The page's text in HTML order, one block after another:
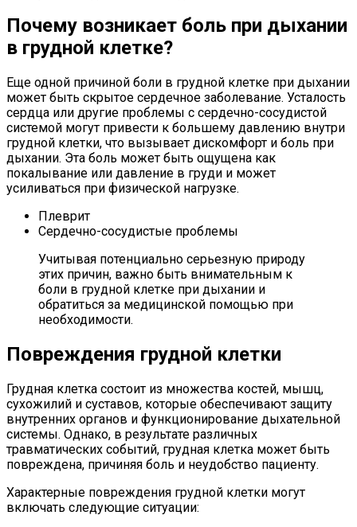
Почему возникает боль при дыхании
в грудной клетке?
Еще одной причиной боли в грудной клетке при дыхании
может быть скрытое сердечное заболевание. Усталость
сердца или другие проблемы с сердечно-сосудистой
системой могут привести к большему давлению внутри
грудной клетки, что вызывает дискомфорт и боль при
дыхании. Эта боль может быть ощущена как
покалывание или давление в груди и может
усиливаться при физической нагрузке.
Плеврит
Сердечно-сосудистые проблемы
Учитывая потенциально серьезную природу
этих причин, важно быть внимательным к
боли в грудной клетке при дыхании и
обратиться за медицинской помощью при
необходимости.
Повреждения грудной клетки
Грудная клетка состоит из множества костей, мышц,
сухожилий и суставов, которые обеспечивают защиту
внутренних органов и функционирование дыхательной
системы. Однако, в результате различных
травматических событий, грудная клетка может быть
повреждена, причиняя боль и неудобство пациенту.
Характерные повреждения грудной клетки могут
включать следующие ситуации: